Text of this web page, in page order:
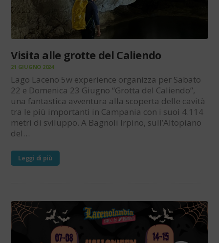
Visita alle grotte del Caliendo
21 GIUGNO 2024
Lago Laceno 5w experience organizza per Sabato
22 e Domenica 23 Giugno “Grotta del Caliendo”,
una fantastica avventura alla scoperta delle cavità
tra le più importanti in Campania con i suoi 4.114
metri di sviluppo. A Bagnoli Irpino, sull’Altopiano
del…
Leggi di più